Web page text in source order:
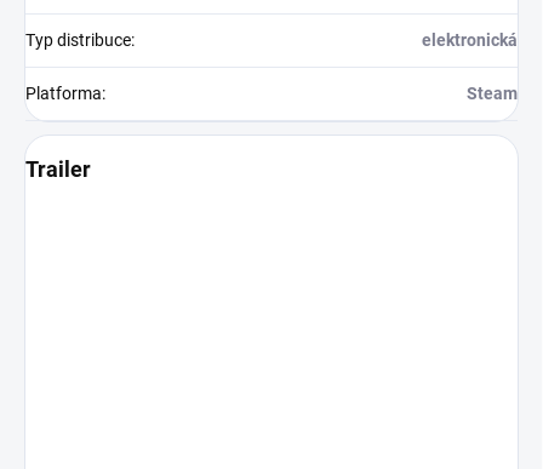
Typ distribuce: elektronická
Platforma: Steam
Trailer